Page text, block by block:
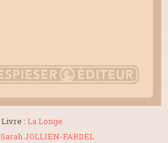
Livre : La Longe
Sarah JOLLIEN-FARDEL